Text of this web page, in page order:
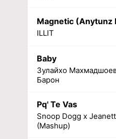
ILLIT
Baby
Зулайхо
Барон
Pq' Te Vas
Snoop Dogg x
(Mashup)